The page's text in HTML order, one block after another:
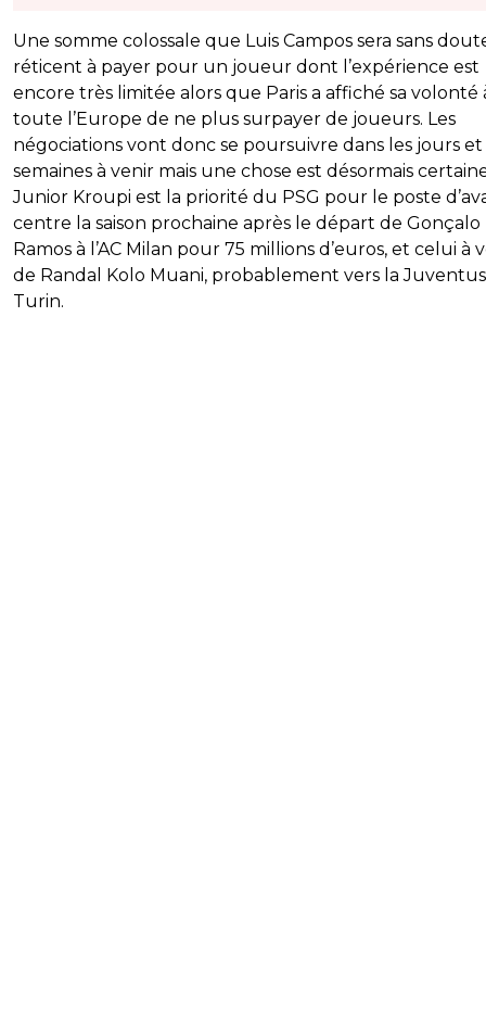
Une somme colossale que Luis Campos sera sans
réticent à payer pour un joueur dont l’expérience est
encore très limitée alors que Paris a affiché sa volonté
toute l’Europe de ne plus surpayer de joueurs. Les
négociations vont donc se poursuivre dans les jours et
semaines à venir mais une chose est désormais
Junior Kroupi est la priorité du PSG pour le poste
centre la saison prochaine après le départ de Gonçalo
Ramos à l’AC Milan pour 75 millions d’euros, et celui à
de Randal Kolo Muani, probablement vers la Juventus
Turin.